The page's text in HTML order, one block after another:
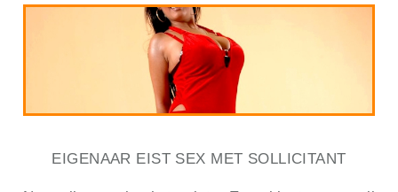
EIGENAAR EIST SEX MET SOLLICITANT